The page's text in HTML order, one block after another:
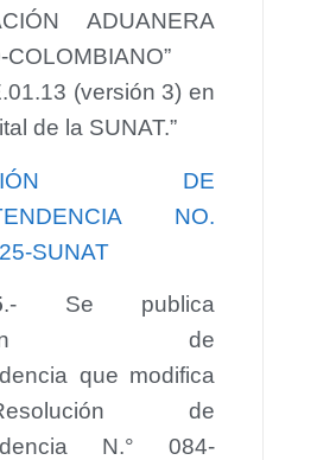
ADUANERA
(versión 3) en
de la SUNAT.”
DE
NO.
SUNAT
.- Se publica
de
que modifica
de
N.° 084-